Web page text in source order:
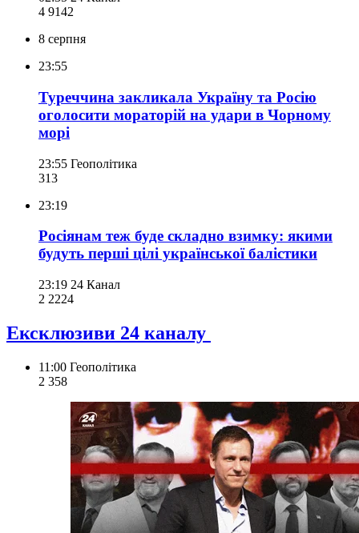
4 9142
8 серпня
23:55
Туреччина закликала Україну та Росію
оголосити мораторій на удари в Чорному
морі
23:55 Геополітика
313
23:19
Росіянам теж буде складно взимку: якими
будуть перші цілі української балістики
23:19 24 Канал
2 2224
Ексклюзиви 24 каналу
11:00 Геополітика
2 358